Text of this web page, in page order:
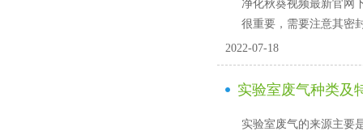
净化秋葵视频最新官网下
很重要，需要注意其
2022-07-18
实验室废气种类及
实验室废气的来源主要是